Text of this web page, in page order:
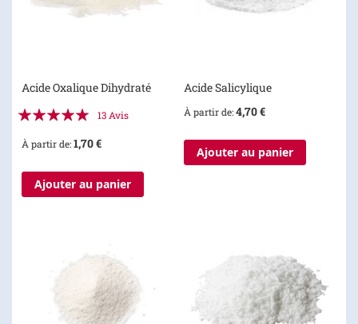
Acide Oxalique Dihydraté
Évaluation:
13 Avis
À partir de 1,70 €
Ajouter au panier
Acide Salicylique
À partir de 4,70 €
Ajouter au panier